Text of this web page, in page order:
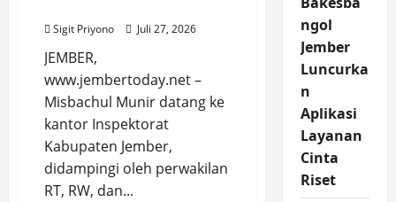
Sigit Priyono Juli 27, 2026
JEMBER,
www.jembertoday.net –
Misbachul Munir datang ke
kantor Inspektorat
Kabupaten Jember,
didampingi oleh perwakilan
RT, RW, dan...
ngol
Jember
Luncurka
n
Aplikasi
Layanan
Cinta
Riset